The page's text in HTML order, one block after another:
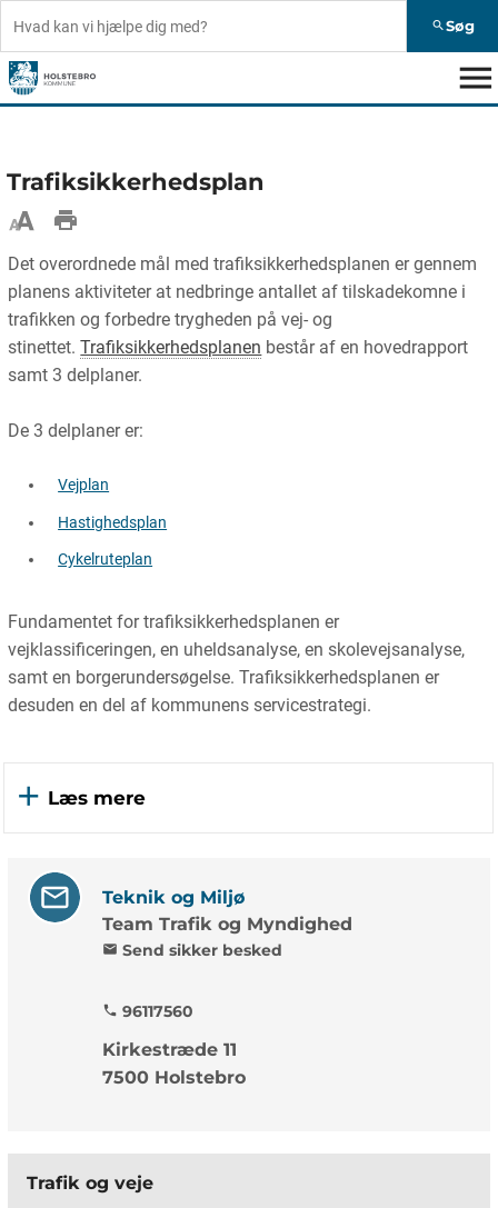
search Søg
menu
Trafiksikkerhedsplan
Trafik og veje
Det overordnede mål med trafiksikkerhedsplanen er gennem
planens aktiviteter at nedbringe antallet af tilskadekomne i
trafikken og forbedre trygheden på vej- og
stinettet.Trafiksikkerhedsplanen består af en hovedrapport
samt 3 delplaner.
De 3 delplaner er:
Vejplan
Hastighedsplan
Cykelruteplan
Fundamentet for trafiksikkerhedsplanen er
vejklassificeringen, en uheldsanalyse, en skolevejsanalyse,
samt en borgerundersøgelse. Trafiksikkerhedsplanen er
desuden en del af kommunens servicestrategi.
Læs mere
Teknik og Miljø
Team Trafik og Myndighed
mail Send sikker besked
phone 96117560
Kirkestræde 11
7500 Holstebro